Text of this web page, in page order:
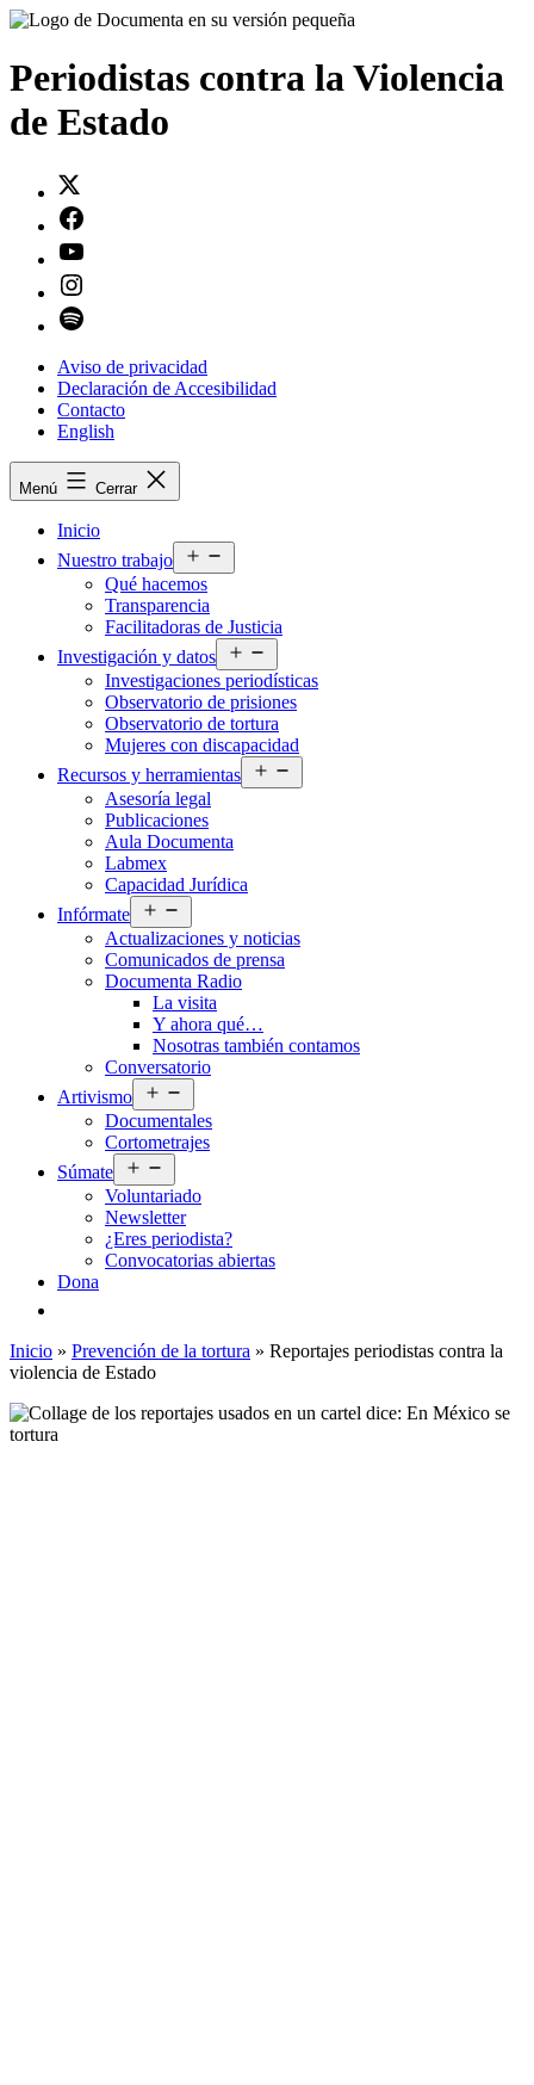
Saltar
contenido
Periodistas contra la Violencia
de Estado
Aviso de privacidad
Declaración de Accesibilidad
Contacto
English
Menú Cerrar
Inicio
Nuestro trabajo
el
Qué hacemos
Transparencia
Facilitadoras de Justicia
Investigación y datos
el
menú
Investigaciones periodísticas
Observatorio de prisiones
Observatorio de tortura
Mujeres con discapacidad
Recursos y herramientas
el
Asesoría legal
Publicaciones
Aula Documenta
Labmex
Capacidad Jurídica
Infórmate
el
menú
Actualizaciones y noticias
Comunicados de prensa
Documenta Radio
La visita
Y ahora qué…
Nosotras también contamos
Conversatorio
Artivismo
el
menú
Documentales
Cortometrajes
Súmate
el
menú
Voluntariado
Newsletter
¿Eres periodista?
Convocatorias abiertas
Dona
Inicio » Prevención de la tortura » Reportajes periodistas contra la
violencia de Estado